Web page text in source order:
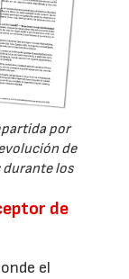
por
de
durante los
de
el